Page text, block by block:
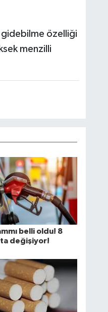
gidebilme özelliği
menzilli
belli oldu! 8
değişiyor!